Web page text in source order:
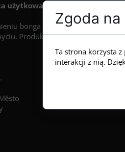
użytkowania: Po każdym myciu
bonga zauważysz wilgoć na
Produkt jest w 100% szczelny
Zgoda
Ta strona korzysta
interakcji z nią.